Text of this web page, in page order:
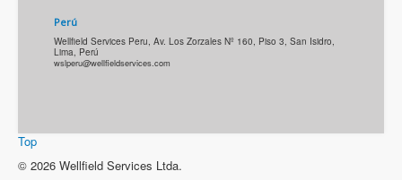
Perú
Wellfield Services Peru, Av. Los Zorzales Nº 160, Piso 3, San Isidro,
Lima, Perú
wslperu@wellfieldservices.com
Top
© 2026 Wellfield Services Ltda.